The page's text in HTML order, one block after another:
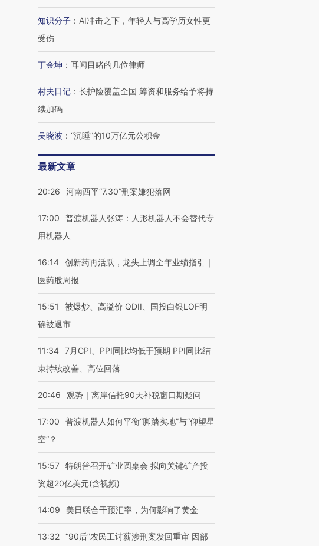
知识分子 ： AI冲击之下，年轻人与高学历女性更
受伤
丁金坤 ： 耳闻目睹的几位律师
村夫日记 ： 长护险覆盖全国 筹资和服务给予将持
续加码
吴晓波 ： “沉睡”的10万亿元公积金
最新文章
20:26 河南西平“7.30”刑案嫌犯落网
17:00
普渡机器人张涛：人形机器人不会替代专
用机器人
16:14 创新药再活跃，龙头上调全年业绩指引｜
医药股周报
15:51
被爆炒、高溢价 QDII、国投白银LOF明
确被退市
11:34 7月CPI、PPI同比均低于预期 PPI同比结
束持续改善、高位回落
20:46 观势｜离岸信托90天补税窗口期疑问
17:00
普渡机器人如何平衡“脚踏实地”与“仰望星
空”？
15:57 特朗普召开矿业圆桌会 拟向关键矿产投
资超20亿美元(含视频)
14:09 美日联合干预汇率，为何影响了黄金
13:32 “90后”农民工讨薪涉刑案发回重审 因部